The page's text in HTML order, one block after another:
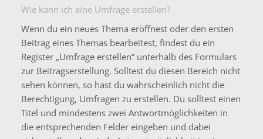
Wie kann ich eine Umfrage erstellen?
Wenn du ein neues Thema eröffnest oder den ersten
Beitrag eines Themas bearbeitest, findest du ein
Register „Umfrage erstellen“ unterhalb des Formulars
zur Beitragserstellung. Solltest du diesen Bereich nicht
sehen können, so hast du wahrscheinlich nicht die
Berechtigung, Umfragen zu erstellen. Du solltest einen
Titel und mindestens zwei Antwortmöglichkeiten in
die entsprechenden Felder eingeben und dabei